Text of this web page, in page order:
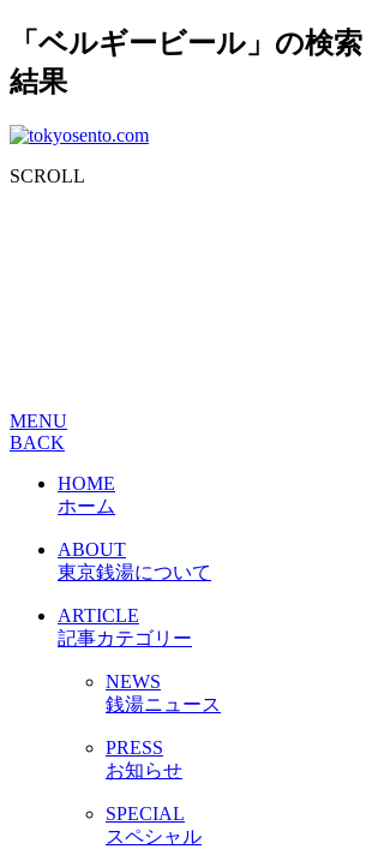
「ベルギービール」の検索
結果
SCROLL
MENU
BACK
HOME
ホーム
ABOUT
東京銭湯について
ARTICLE
記事カテゴリー
NEWS
銭湯ニュース
PRESS
お知らせ
SPECIAL
スペシャル